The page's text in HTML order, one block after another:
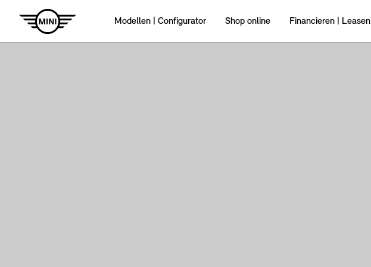
Modellen | Configurator Shop online Financieren | Leasen